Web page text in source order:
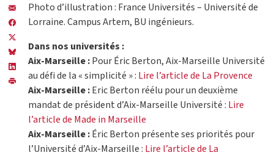
Photo d’illustration : France Universités – Université de
Lorraine. Campus Artem, BU ingénieurs.
Dans nos universités :
Aix-Marseille :Pour Éric Berton, Aix-Marseille Université
au défi de la « simplicité » : Lire l’article de La Provence
Aix-Marseille :Eric Berton réélu pour un deuxième
mandat de président d’Aix-Marseille Université : Lire
l’article de Made in Marseille
Aix-Marseille :Éric Berton présente ses priorités pour
l’Université d’Aix-Marseille : Lire l’article de La